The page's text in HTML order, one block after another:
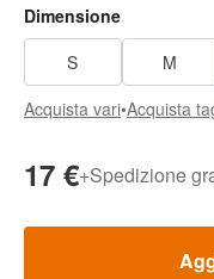
Dimensione
S
M
Acquista vari•Acquista
17 €+Spedizione